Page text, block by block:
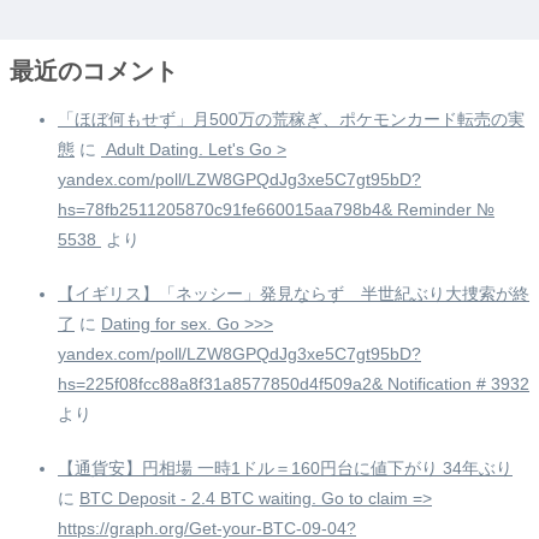
最近のコメント
「ほぼ何もせず」月500万の荒稼ぎ、ポケモンカード転売の実
態 に
️ Adult Dating. Let's Go >
yandex.com/poll/LZW8GPQdJg3xe5C7gt95bD?
hs=78fb2511205870c91fe660015aa798b4& Reminder №
5538 ️
より
【イギリス】「ネッシー」発見ならず 半世紀ぶり大捜索が終
了 に Dating for sex. Go >>>
yandex.com/poll/LZW8GPQdJg3xe5C7gt95bD?
hs=225f08fcc88a8f31a8577850d4f509a2& Notification # 3932
より
【通貨安】円相場 一時1ドル＝160円台に値下がり 34年ぶり
に BTC Deposit - 2.4 BTC waiting. Go to claim =>
https://graph.org/Get-your-BTC-09-04?